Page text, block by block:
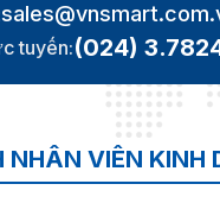
tuyến:(024)
NHÂN VIÊN KINH